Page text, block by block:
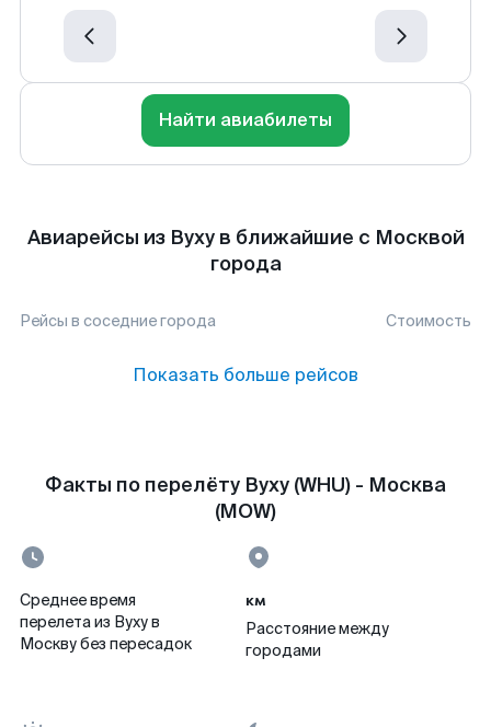
Найти авиабилеты
Авиарейсы из Вуху в ближайшие с Москвой
города
Рейсы в соседние города Стоимость
Показать больше рейсов
Факты по перелёту Вуху (WHU) - Москва
(MOW)
Среднее время
перелета из Вуху в
Москву без пересадок
км
Расстояние между
городами